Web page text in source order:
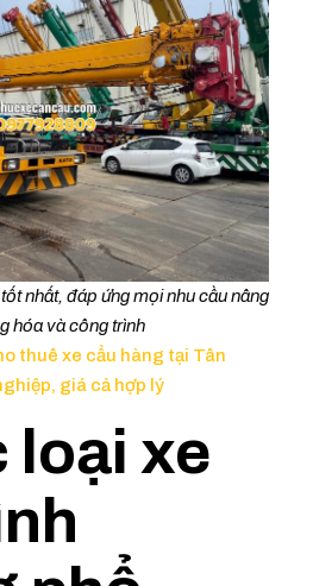
nhất, đáp ứng mọi nhu cầu nâng
hóa và công trình
thuê xe cẩu hàng tại Tân
giá cả hợp lý
loại xe